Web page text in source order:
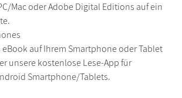
PC/Mac oder Adobe Digital Editions auf ein
eBook auf Ihrem Smartphone oder Tablet
unsere kostenlose Lese-App für
Smartphone/Tablets.